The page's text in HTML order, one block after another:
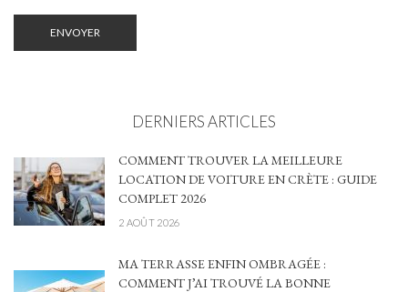
DERNIERS ARTICLES
COMMENT TROUVER LA MEILLEURE
LOCATION DE VOITURE EN CRÈTE : GUIDE
COMPLET 2026
2 AOÛT 2026
MA TERRASSE ENFIN OMBRAGÉE :
COMMENT J’AI TROUVÉ LA BONNE